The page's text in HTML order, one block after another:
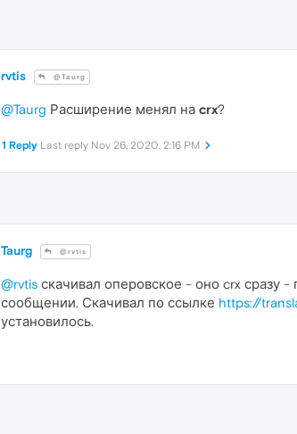
rvtis @Taurg
@Taurg Расширение менял на crx?
1 Reply Last reply Nov 26, 2020, 2:16 PM
Taurg @rvtis
@rvtis скачивал оперовское - оно crx сразу
сообщении. Скачивал по ссылке https://
установилось.